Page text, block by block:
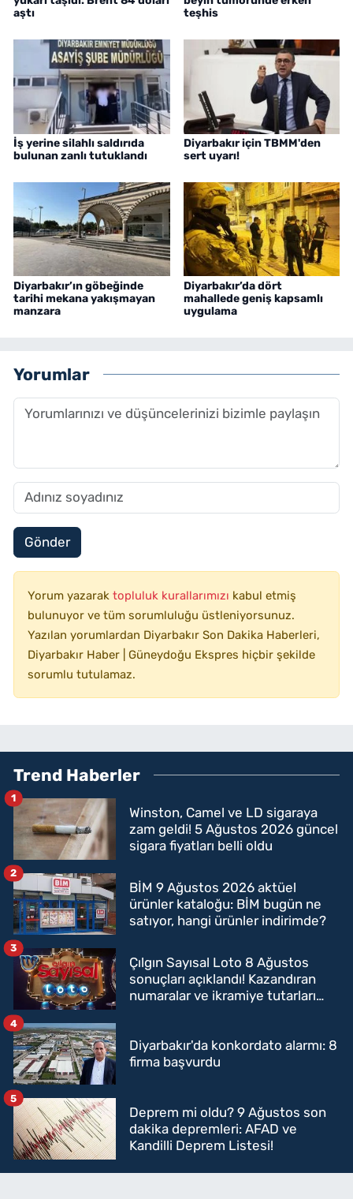
aştı
teşhis
İş yerine silahlı saldırıda
bulunan zanlı tutuklandı
Diyarbakır için TBMM'den
sert uyarı!
Diyarbakır’ın göbeğinde
tarihi mekana yakışmayan
manzara
Diyarbakır’da dört
mahallede geniş kapsamlı
uygulama
Yorumlar
Gönder
Yorum yazarak topluluk kurallarımızı kabul etmiş
bulunuyor ve tüm sorumluluğu üstleniyorsunuz.
Yazılan yorumlardan Diyarbakır Son Dakika Haberleri,
Diyarbakır Haber | Güneydoğu Ekspres hiçbir şekilde
sorumlu tutulamaz.
Trend Haberler
Winston, Camel ve LD sigaraya
zam geldi! 5 Ağustos 2026 güncel
sigara fiyatları belli oldu
1
BİM 9 Ağustos 2026 aktüel
ürünler kataloğu: BİM bugün ne
satıyor, hangi ürünler indirimde?
2
Çılgın Sayısal Loto 8 Ağustos
sonuçları açıklandı! Kazandıran
numaralar ve ikramiye tutarları
3
Diyarbakır'da konkordato alarmı: 8
firma başvurdu
4
Deprem mi oldu? 9 Ağustos son
dakika depremleri: AFAD ve
Kandilli Deprem Listesi!
5